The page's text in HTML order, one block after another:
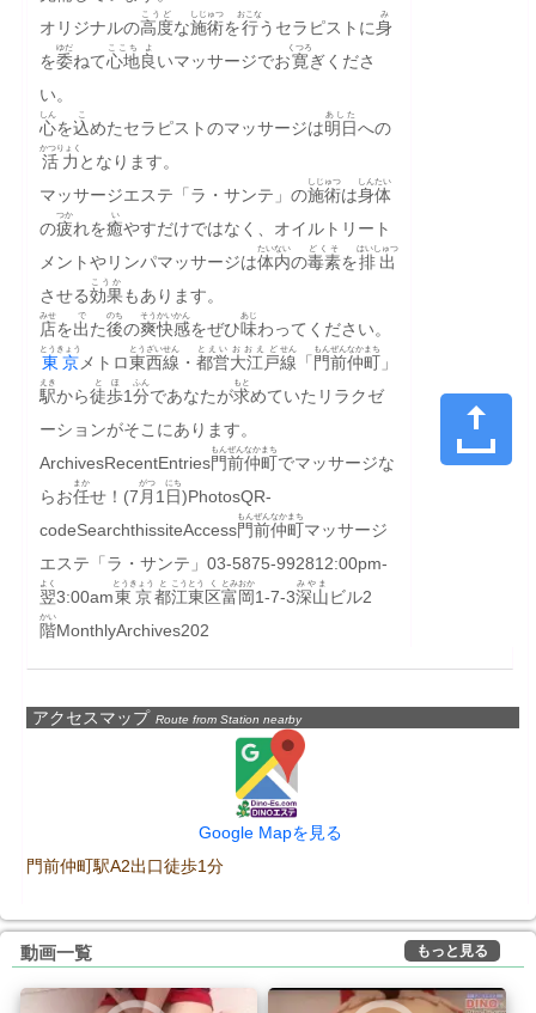
オリジナルの高度
こうど
な施術
しじゅつ
を行
おこな
うセラピストに身
み
を委
ゆだ
ねて心地
ここち
良
よ
いマッサージでお寛
くつろ
ぎくださ
い。
心
しん
を込
こ
めたセラピストのマッサージは明日
あした
への
活力
かつりょく
となります。
マッサージエステ「ラ・サンテ」の施術
しじゅつ
は身体
しんたい
の疲
つか
れを癒
い
やすだけではなく、オイルトリート
メントやリンパマッサージは体内
たいない
の毒素
どくそ
を排出
はいしゅつ
させる効果
こうか
もあります。
店
みせ
を出
で
た後
のち
の爽快
そうかい
感
かん
をぜひ味
あじ
わってください。
東京
とうきょう
メトロ東西線
とうざいせん
・ 都営
とえい
大江戸
おおえど
線
せん
「 門前仲
もんぜんなか
町
まち
」
駅
えき
から徒歩
とほ
1分
ふん
であなたが求
もと
めていたリラクゼ
ーションがそこにあります。
ArchivesRecentEntries門前仲
もんぜんなか
町
まち
でマッサージな
らお任
まか
せ！(7 月
がつ
1 日
にち
)PhotosQR-
codeSearchthissiteAccess門前仲
もんぜんなか
町
まち
マッサージ
エステ「ラ・サンテ」03-5875-992812:00pm-
翌
よく
3:00am東京
とうきょう
都
と
江東
こうとう
区
く
富岡
とみおか
1-7-3深山
みやま
ビル2
階
かい
MonthlyArchives202
アクセスマップ Route from Station nearby
Google Mapを見る
門前仲町駅A2出口徒歩1分
動画一覧 もっと見る